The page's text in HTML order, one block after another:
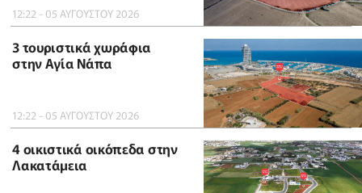
12:22 - 05 ΑΥΓΟΥΣΤΟΥ 2026
3 τουριστικά χωράφια
στην Αγία Νάπα
12:22 - 05 ΑΥΓΟΥΣΤΟΥ 2026
4 οικιστικά οικόπεδα στην
Λακατάμεια